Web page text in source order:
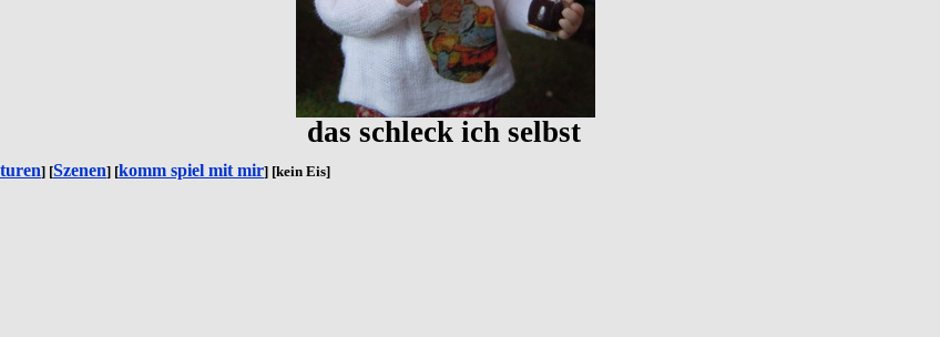
das schleck ich selbst
] [Szenen] [komm spiel mit mir] [kein Eis]